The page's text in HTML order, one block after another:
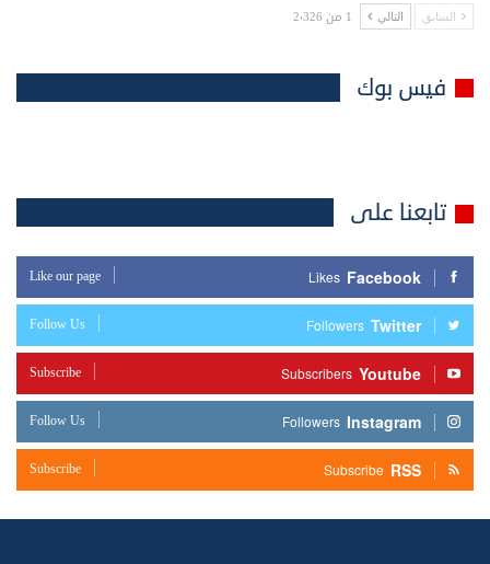
السابق التالي 1 من 2٬326
فيس بوك
تابعنا على
Facebook
Likes
Like our page
Twitter
Followers
Follow Us
Youtube
Subscribers
Subscribe
Instagram
Followers
Follow Us
RSS
Subscribe
Subscribe